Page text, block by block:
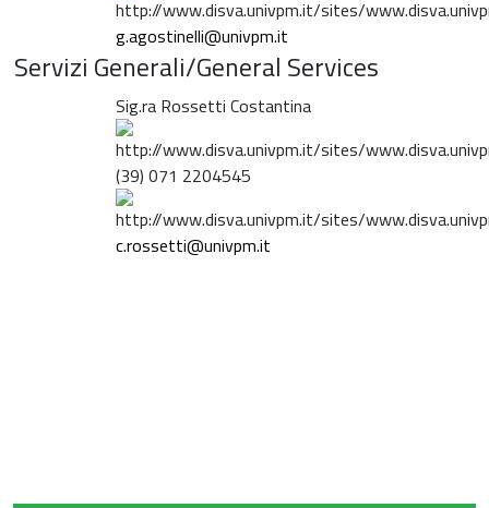
g.agostinelli@univpm.it
Servizi Generali/General Services
Sig.ra Rossetti Costantina
(39) 071 2204545
c.rossetti@univpm.it